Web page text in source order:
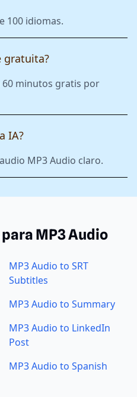
100 idiomas.
gratuita?
60 minutos gratis por
IA?
MP3 Audio claro.
MP3 Audio
MP3 Audio to SRT
Subtitles
MP3 Audio to Summary
MP3 Audio to LinkedIn
Post
MP3 Audio to Spanish